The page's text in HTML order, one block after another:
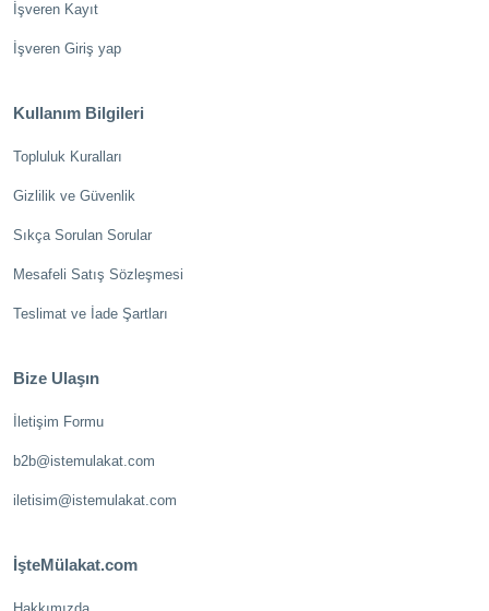
İşveren Kayıt
İşveren Giriş yap
Kullanım Bilgileri
Topluluk Kuralları
Gizlilik ve Güvenlik
Sıkça Sorulan Sorular
Mesafeli Satış Sözleşmesi
Teslimat ve İade Şartları
Bize Ulaşın
İletişim Formu
b2b@istemulakat.com
iletisim@istemulakat.com
İşteMülakat.com